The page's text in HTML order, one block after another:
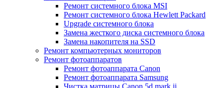
Ремонт системного блока MSI
Ремонт системного блока Hewlett Packard
Upgrade системного блока
Замена жесткого диска системного блока
Замена накопителя на SSD
Ремонт компьютерных мониторов
Ремонт фотоаппаратов
Ремонт фотоаппарата Canon
Ремонт фотоаппарата Samsung
Чистка матрицы Canon 5d mark ii